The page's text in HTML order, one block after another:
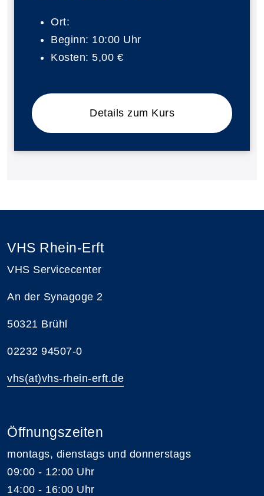
Ort:
Beginn: 10:00 Uhr
Kosten: 5,00 €
Details zum Kurs
VHS Rhein-Erft
VHS Servicecenter
An der Synagoge 2
50321 Brühl
02232 94507-0
vhs(at)vhs-rhein-erft.de
Öffnungszeiten
montags, dienstags und donnerstags
09:00 - 12:00 Uhr
14:00 - 16:00 Uhr